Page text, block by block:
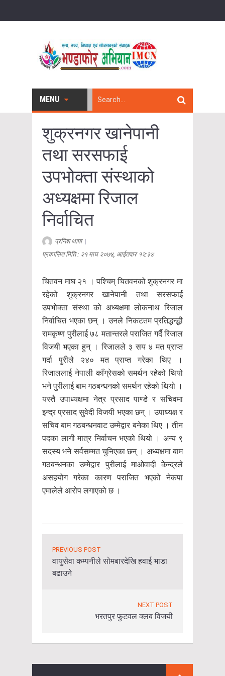
MENU
शुक्रनगर खानेपानी
तथा सरसफाई
उपभोक्ता संस्थाको
अध्यक्षमा रिजाल
निर्वाचित
प्रनिश थापा|
प्रकासित मिति : २१ माघ २०७४, आईतवार १२:३४
चितवन माघ २१ । पश्चिम् चितवनको शुक्रनगर मा
रहेको शुक्रनगर खानेपानी तथा सरसफाई
उपभोक्ता संस्था को अध्यक्षमा लोकनाथ रिजाल
निर्वाचित भएका छन् । उनले निकटतम प्रतिद्धन्द्धी
रामकृष्ण पुरीलाई ७८ मतान्तरले पराजित गर्दै रिजाल
विजयी भएका हुन् । रिजालले ३ सय ४ मत प्राप्त
गर्दा पुरीले २४० मत प्राप्त गरेका थिए ।
रिजाललाई नेपाली काँग्रेसको समर्थन रहेको थियो
भने पुरीलाई बाम गठबन्धनको समर्थन रहेको थियो ।
यस्तै उपाध्यक्षमा नेत्र प्रसाद पाण्डे र सचिवमा
इन्द्र प्रसाद सुवेदी विजयी भएका छन् । उपाध्यक्ष र
सचिव बाम गठबन्धनवाट उम्मेद्वार बनेका थिए । तीन
पदका लागी मात्र निर्वाचन भएको थियो । अन्य ९
सदस्य भने सर्वसम्मत चुनिएका छन् । अध्यक्षमा बाम
गठबन्धनका उम्मेद्वार पुरीलाई माओवादी केन्द्रले
असहयोग गरेका कारण पराजित भएको नेकपा
एमालेले आरोप लगाएको छ ।
PREVIOUS POST
वायुसेवा कम्पनीले सोमबारदेखि हवाई भाडा
बढाउने
NEXT POST
भरतपुर फुटवल क्लब विजयी